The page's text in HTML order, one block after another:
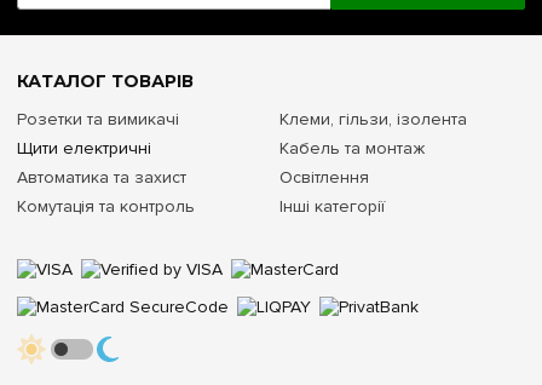
КАТАЛОГ ТОВАРІВ
Розетки та вимикачі
Щити електричні
Автоматика та захист
Комутація та контроль
Клеми, гільзи, ізолента
Кабель та монтаж
Освітлення
Інші категорії